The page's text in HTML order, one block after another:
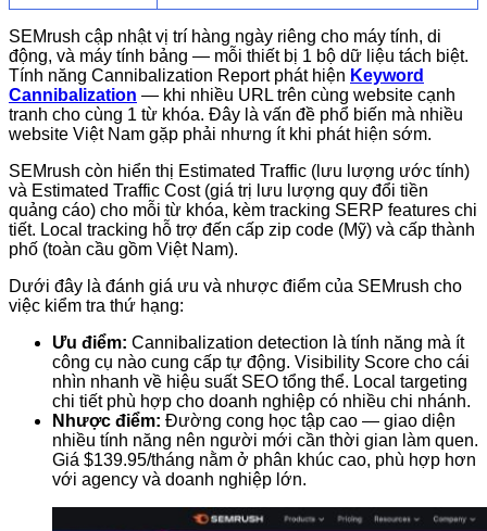
SEMrush cập nhật vị trí hàng ngày riêng cho máy tính, di
động, và máy tính bảng — mỗi thiết bị 1 bộ dữ liệu tách biệt.
Tính năng Cannibalization Report phát hiện Keyword
Cannibalization — khi nhiều URL trên cùng website cạnh
tranh cho cùng 1 từ khóa. Đây là vấn đề phổ biến mà nhiều
website Việt Nam gặp phải nhưng ít khi phát hiện sớm.
SEMrush còn hiển thị Estimated Traffic (lưu lượng ước tính)
và Estimated Traffic Cost (giá trị lưu lượng quy đổi tiền
quảng cáo) cho mỗi từ khóa, kèm tracking SERP features chi
tiết. Local tracking hỗ trợ đến cấp zip code (Mỹ) và cấp thành
phố (toàn cầu gồm Việt Nam).
Dưới đây là đánh giá ưu và nhược điểm của SEMrush cho
việc kiểm tra thứ hạng:
Ưu điểm: Cannibalization detection là tính năng mà ít
công cụ nào cung cấp tự động. Visibility Score cho cái
nhìn nhanh về hiệu suất SEO tổng thể. Local targeting
chi tiết phù hợp cho doanh nghiệp có nhiều chi nhánh.
Nhược điểm: Đường cong học tập cao — giao diện
nhiều tính năng nên người mới cần thời gian làm quen.
Giá $139.95/tháng nằm ở phân khúc cao, phù hợp hơn
với agency và doanh nghiệp lớn.